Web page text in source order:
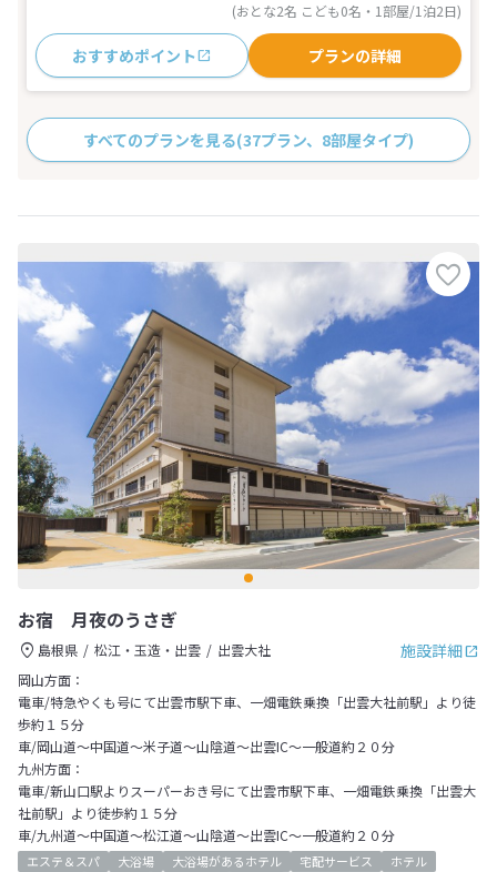
(おとな2名 こども0名・1部屋/1泊2日)
おすすめポイント プランの詳細
すべてのプランを見る(37プラン、8部屋タイプ)
お宿 月夜のうさぎ
施設詳細
島根県 松江・玉造・出雲
出雲大社
岡山方面：
電車/特急やくも号にて出雲市駅下車、一畑電鉄乗換「出雲大社前駅」より徒
歩約１５分
車/岡山道～中国道～米子道～山陰道～出雲IC～一般道約２０分
九州方面：
電車/新山口駅よりスーパーおき号にて出雲市駅下車、一畑電鉄乗換「出雲大
社前駅」より徒歩約１５分
車/九州道～中国道～松江道～山陰道～出雲IC～一般道約２０分
エステ＆スパ 大浴場 大浴場があるホテル 宅配サービス
ホテル